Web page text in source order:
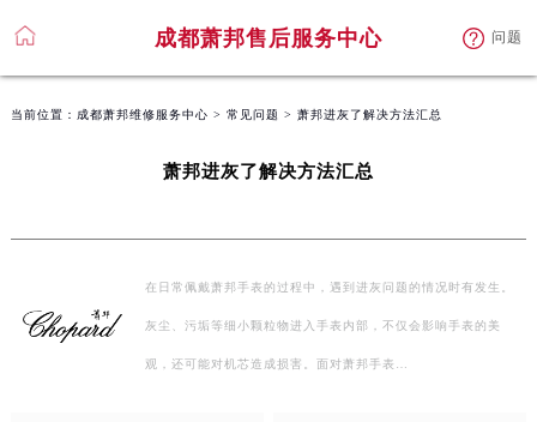
成都萧邦售后服务中心 问题
当前位置： 成都萧邦维修服务中心 > 常见问题 > 萧邦进灰了解决方法汇总
萧邦进灰了解决方法汇总
在日常佩戴萧邦手表的过程中，遇到进灰问题的情况时有发生。
灰尘、污垢等细小颗粒物进入手表内部，不仅会影响手表的美
观，还可能对机芯造成损害。面对萧邦手表…